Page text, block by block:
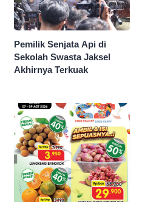
Pemilik Senjata Api di
Sekolah Swasta Jaksel
Akhirnya Terkuak